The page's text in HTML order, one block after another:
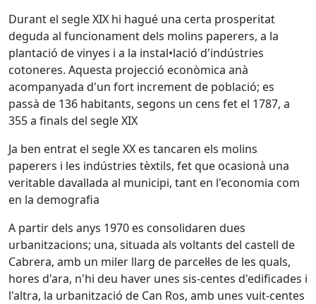
Durant el segle XIX hi hagué una certa prosperitat
deguda al funcionament dels molins paperers, a la
plantació de vinyes i a la instal•lació d'indústries
cotoneres. Aquesta projecció econòmica anà
acompanyada d'un fort increment de població; es
passà de 136 habitants, segons un cens fet el 1787, a
355 a finals del segle XIX
Ja ben entrat el segle XX es tancaren els molins
paperers i les indústries tèxtils, fet que ocasionà una
veritable davallada al municipi, tant en l'economia com
en la demografia
A partir dels anys 1970 es consolidaren dues
urbanitzacions; una, situada als voltants del castell de
Cabrera, amb un miler llarg de parcel·les de les quals,
hores d'ara, n'hi deu haver unes sis-centes d'edificades i
l'altra, la urbanització de Can Ros, amb unes vuit-centes